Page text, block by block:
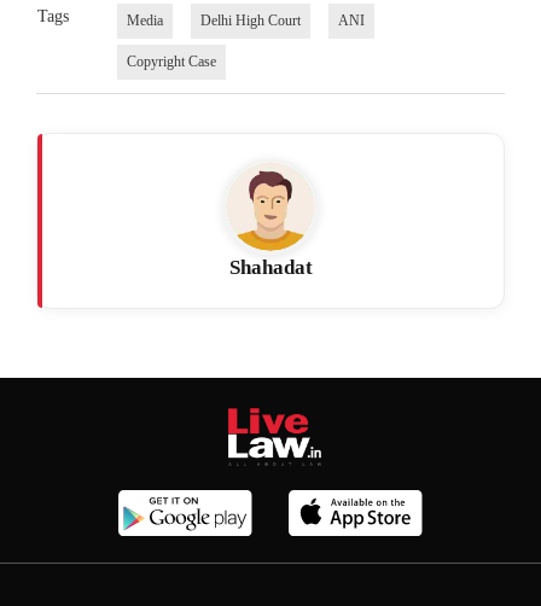
Tags Media Delhi High Court ANI
Copyright Case
Shahadat